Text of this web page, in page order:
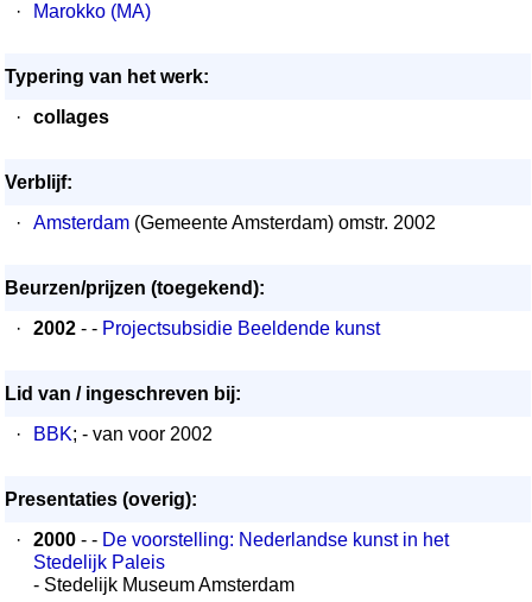
·
Marokko (MA)
Typering van het werk:
·
collages
Verblijf:
·
Amsterdam (Gemeente Amsterdam) omstr. 2002
Beurzen/prijzen (toegekend):
·
2002 - - Projectsubsidie Beeldende kunst
Lid van / ingeschreven bij:
·
BBK; - van voor 2002
Presentaties (overig):
·
2000 - - De voorstelling: Nederlandse kunst in het
Stedelijk Paleis
- Stedelijk Museum Amsterdam